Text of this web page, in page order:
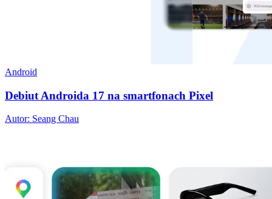
Android
Debiut Androida 17 na smartfonach Pixel
Autor: Seang Chau